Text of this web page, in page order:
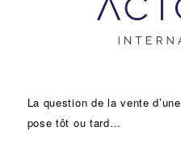
La question de la vente d’une
pose tôt ou tard…